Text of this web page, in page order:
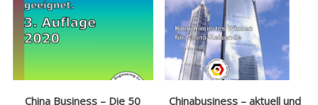
China Business – Die 50 Chinabusiness – aktuell und